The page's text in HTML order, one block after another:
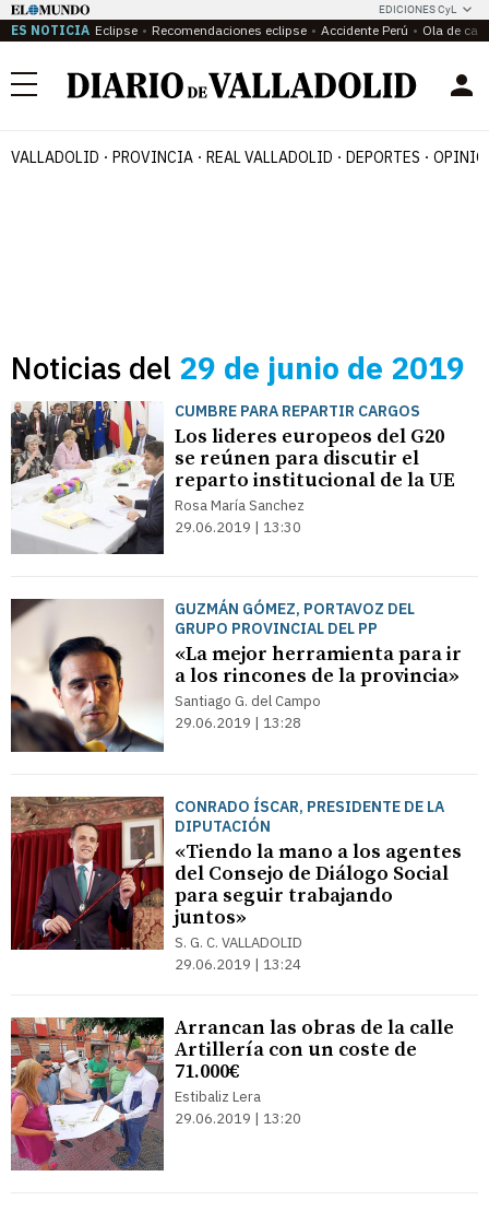
EDICIONES CyL
ES NOTICIA Eclipse Recomendaciones eclipse Accidente Perú Ola de
Menú
VALLADOLID PROVINCIA REAL VALLADOLID DEPORTES
Noticias del 29 de junio de 2019
CUMBRE PARA REPARTIR CARGOS
Los lideres europeos del G20
se reúnen para discutir el
reparto institucional de la UE
Rosa María Sanchez
29.06.2019 | 13:30
GUZMÁN GÓMEZ, PORTAVOZ DEL
GRUPO PROVINCIAL DEL PP
«La mejor herramienta para ir
a los rincones de la provincia»
Santiago G. del Campo
29.06.2019 | 13:28
CONRADO ÍSCAR, PRESIDENTE DE LA
DIPUTACIÓN
«Tiendo la mano a los agentes
del Consejo de Diálogo Social
para seguir trabajando
juntos»
S. G. C. VALLADOLID
29.06.2019 | 13:24
Arrancan las obras de la calle
Artillería con un coste de
71.000€
Estibaliz Lera
29.06.2019 | 13:20